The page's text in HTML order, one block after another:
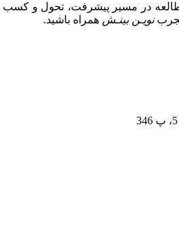
در مسیر پیشرفت، تحول و کسب
نویـن بینـش همراه باشید.